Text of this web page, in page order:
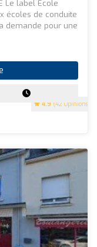
4.9 (42 Opinions)
Le label École
écoles de conduite
demande pour une